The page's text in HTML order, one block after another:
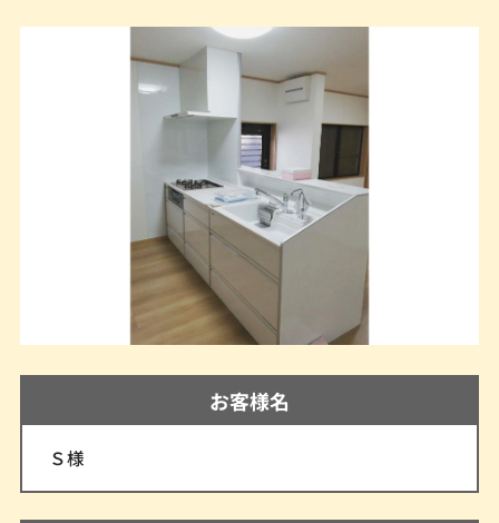
お客様名
Ｓ様